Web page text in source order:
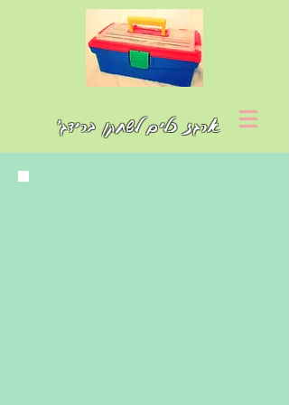
ארגז כלים לשחקן ברידג'